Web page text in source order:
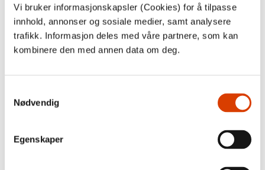
Vi bruker informasjonskapsler (Cookies) for å tilpasse
innhold, annonser og sosiale medier, samt analysere
trafikk. Informasjon deles med våre partnere, som kan
kombinere den med annen data om deg.
Nødvendig
Egenskaper
Les mer